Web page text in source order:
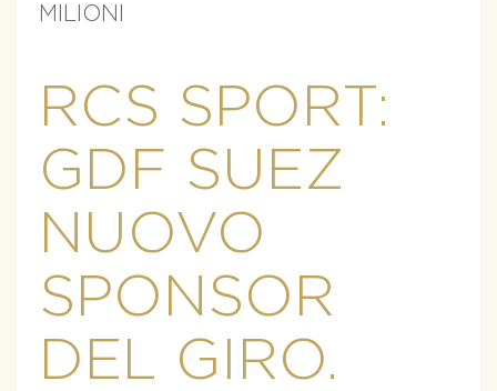
MILIONI
RCS SPORT:
GDF SUEZ
NUOVO
SPONSOR
DEL GIRO.